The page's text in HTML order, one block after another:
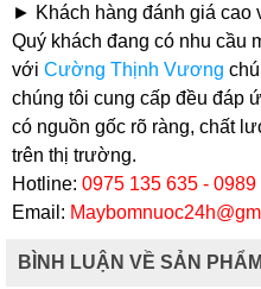
► Khách hàng đánh giá cao
Quý khách đang có nhu cầu
với Cường Thịnh Vương
chúng tôi cung cấp đều đáp
có nguồn gốc rõ ràng, chất
trên thị trường.
Hotline: 0975 135 635 -
Email:
BÌNH LUẬN VỀ SẢN PHẨM